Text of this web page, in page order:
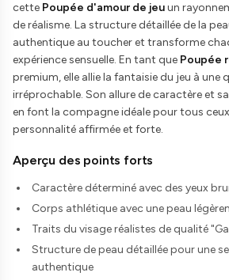
cette Poupée d'amour de jeuun
de réalisme. La structure détaillée de la
authentique au toucher et transforme
expérience sensuelle. En tant que Poupée
premium, elle allie la fantaisie du jeu à
irréprochable. Son allure de caractère et
en font la compagne idéale pour tous
personnalité affirmée et forte.
Aperçu des points forts
Caractère déterminé avec des yeux
Corps athlétique avec une peau
Traits du visage réalistes de qualité
Structure de peau détaillée pour une
authentique